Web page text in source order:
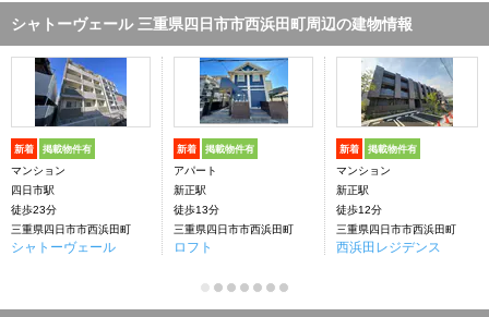
シャトーヴェール 三重県四日市市西浜田町周辺の建物情報
新着 掲載物件有
マンション
四日市駅
徒歩23分
三重県四日市市西浜田町
シャトーヴェール
新着 掲載物件有
アパート
新正駅
徒歩13分
三重県四日市市西浜田町
ロフト
新着 掲載物件有
マンション
新正駅
徒歩12分
三重県四日市市西浜田町
西浜田レジデンス